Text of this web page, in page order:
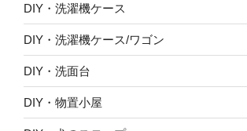
DIY・洗濯機ケース
DIY・洗濯機ケース/ワゴン
DIY・洗面台
DIY・物置小屋